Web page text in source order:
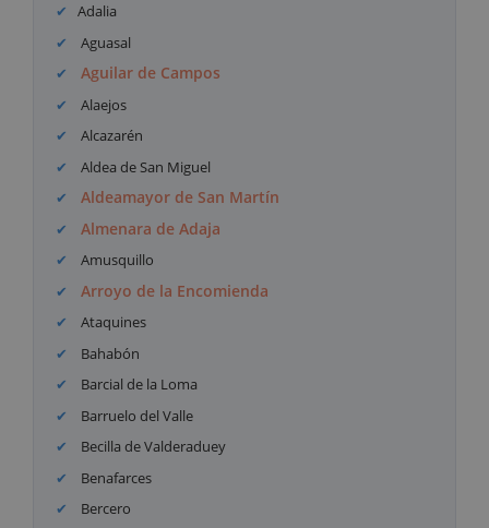
Adalia
Aguasal
Aguilar de Campos
Alaejos
Alcazarén
Aldea de San Miguel
Aldeamayor de San Martín
Almenara de Adaja
Amusquillo
Arroyo de la Encomienda
Ataquines
Bahabón
Barcial de la Loma
Barruelo del Valle
Becilla de Valderaduey
Benafarces
Bercero